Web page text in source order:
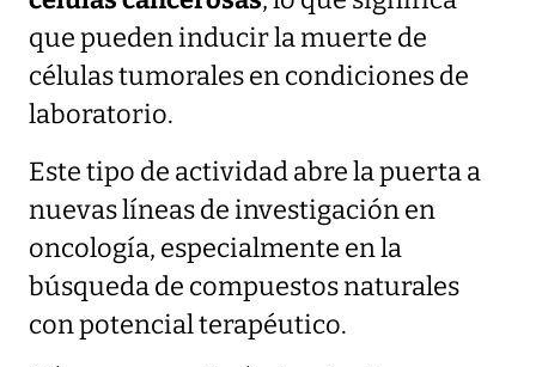
que pueden inducir la muerte de
células tumorales en condiciones de
laboratorio.
Este tipo de actividad abre la puerta a
nuevas líneas de investigación en
oncología, especialmente en la
búsqueda de compuestos naturales
con potencial terapéutico.